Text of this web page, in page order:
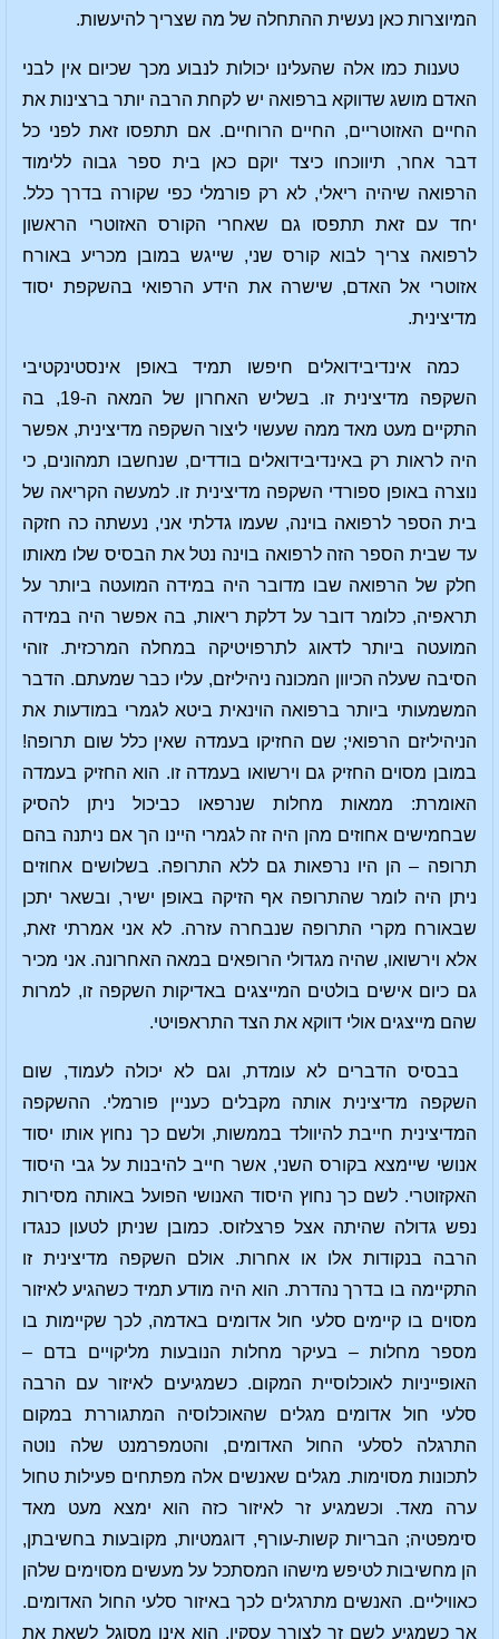
המיוצרות כאן נעשית ההתחלה של מה שצריך להיעשות.
טענות כמו אלה שהעלינו יכולות לנבוע מכך שכיום אין לבני
האדם מושג שדווקא ברפואה יש לקחת הרבה יותר ברצינות את
החיים האזוטריים, החיים הרוחיים. אם תתפסו זאת לפני כל
דבר אחר, תיווכחו כיצד יוקם כאן בית ספר גבוה ללימוד
הרפואה שיהיה ריאלי, לא רק פורמלי כפי שקורה בדרך כלל.
יחד עם זאת תתפסו גם שאחרי הקורס האזוטרי הראשון
לרפואה צריך לבוא קורס שני, שייגש במובן מכריע באורח
אזוטרי אל האדם, שישרה את הידע הרפואי בהשקפת יסוד
מדיצינית.
כמה אינדיבידואלים חיפשו תמיד באופן אינסטינקטיבי
השקפה מדיצינית זו. בשליש האחרון של המאה ה-19, בה
התקיים מעט מאד ממה שעשוי ליצור השקפה מדיצינית, אפשר
היה לראות רק באינדיבידואלים בודדים, שנחשבו תמהונים, כי
נוצרה באופן ספורדי השקפה מדיצינית זו. למעשה הקריאה של
בית הספר לרפואה בוינה, שעמו גדלתי אני, נעשתה כה חזקה
עד שבית הספר הזה לרפואה בוינה נטל את הבסיס שלו מאותו
חלק של הרפואה שבו מדובר היה במידה המועטה ביותר על
תראפיה, כלומר דובר על דלקת ריאות, בה אפשר היה במידה
המועטה ביותר לדאוג לתרפויטיקה במחלה המרכזית. זוהי
הסיבה שעלה הכיוון המכונה ניהיליזם, עליו כבר שמעתם. הדבר
המשמעותי ביותר ברפואה הוינאית ביטא לגמרי במודעות את
הניהיליזם הרפואי; שם החזיקו בעמדה שאין כלל שום תרופה!
במובן מסוים החזיק גם וירשואו בעמדה זו. הוא החזיק בעמדה
האומרת: ממאות מחלות שנרפאו כביכול ניתן להסיק
שבחמישים אחוזים מהן היה זה לגמרי היינו הך אם ניתנה בהם
תרופה – הן היו נרפאות גם ללא התרופה. בשלושים אחוזים
ניתן היה לומר שהתרופה אף הזיקה באופן ישיר, ובשאר יתכן
שבאורח מקרי התרופה שנבחרה עזרה. לא אני אמרתי זאת,
אלא וירשואו, שהיה מגדולי הרופאים במאה האחרונה. אני מכיר
גם כיום אישים בולטים המייצגים באדיקות השקפה זו, למרות
שהם מייצגים אולי דווקא את הצד התראפויטי.
בבסיס הדברים לא עומדת, וגם לא יכולה לעמוד, שום
השקפה מדיצינית אותה מקבלים כעניין פורמלי. ההשקפה
המדיצינית חייבת להיוולד בממשות, ולשם כך נחוץ אותו יסוד
אנושי שיימצא בקורס השני, אשר חייב להיבנות על גבי היסוד
האקזוטרי. לשם כך נחוץ היסוד האנושי הפועל באותה מסירות
נפש גדולה שהיתה אצל פרצלזוס. כמובן שניתן לטעון כנגדו
הרבה בנקודות אלו או אחרות. אולם השקפה מדיצינית זו
התקיימה בו בדרך נהדרת. הוא היה מודע תמיד כשהגיע לאיזור
מסוים בו קיימים סלעי חול אדומים באדמה, לכך שקיימות בו
מספר מחלות – בעיקר מחלות הנובעות מליקויים בדם –
האופייניות לאוכלוסיית המקום. כשמגיעים לאיזור עם הרבה
סלעי חול אדומים מגלים שהאוכלוסיה המתגוררת במקום
התרגלה לסלעי החול האדומים, והטמפרמנט שלה נוטה
לתכונות מסוימות. מגלים שאנשים אלה מפתחים פעילות טחול
ערה מאד. וכשמגיע זר לאיזור כזה הוא ימצא מעט מאד
סימפטיה; הבריות קשות-עורף, דוגמטיות, מקובעות בחשיבתן,
הן מחשיבות לטיפש מישהו המסתכל על מעשים מסוימים שלהן
כאוויליים. האנשים מתרגלים לכך באיזור סלעי החול האדומים.
אך כשמגיע לשם זר לצורך עסקיו, הוא אינו מסוגל לשאת את